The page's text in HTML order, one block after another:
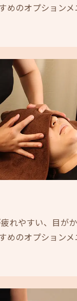
めのオプションメ
れやすい、目が
めのオプションメ